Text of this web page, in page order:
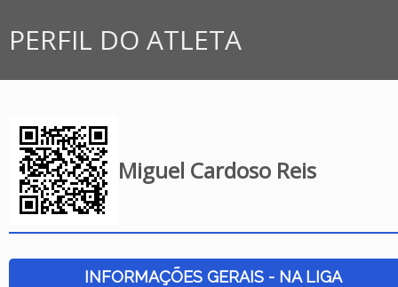
PERFIL DO ATLETA
Miguel Cardoso Reis
INFORMAÇÕES GERAIS - NA LIGA